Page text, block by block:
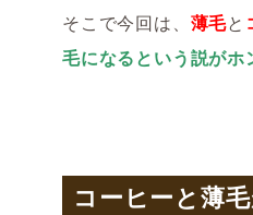
そこで今回は、 薄毛と
毛になるという説がホ
コーヒーと薄